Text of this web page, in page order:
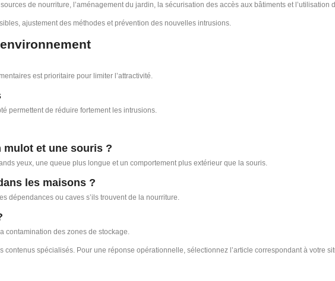
de nourriture, l’aménagement du jardin, la sécurisation des accès aux bâtiments et l’utilisation
ajustement des méthodes et prévention des nouvelles intrusions.
est prioritaire pour limiter l’attractivité.
permettent de réduire fortement les intrusions.
mulot et une souris ?
yeux, une queue plus longue et un comportement plus extérieur que la souris.
les maisons ?
dépendances ou caves s’ils trouvent de la nourriture.
contamination des zones de stockage.
contenus spécialisés. Pour une réponse opérationnelle, sélectionnez l’article correspondant à votre